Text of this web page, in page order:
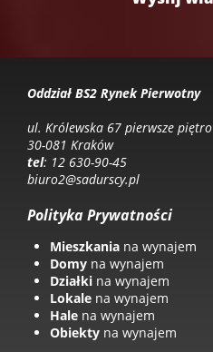
Oddział BS2 Rynek Pierwotny
ul. Królewska 67 pierwsze piętro
30-081 Kraków
tel: 12 630-90-45
biuro2@sadurscy.pl
Polityka Prywatności
Mieszkania na wynajem
Domy na wynajem
Działki na wynajem
Lokale na wynajem
Hale na wynajem
Obiekty na wynajem